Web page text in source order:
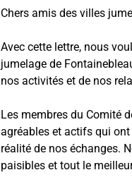
Chers amis des villes
Avec cette lettre, nous
jumelage de
nos activités et de nos
Les membres du Comité
agréables et actifs qui ont
réalité de nos échanges.
paisibles et tout le